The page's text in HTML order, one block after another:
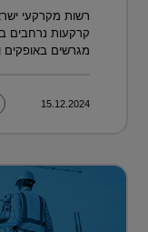
רשות מקרקעי
מגרשים
15.12.2024